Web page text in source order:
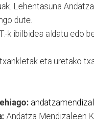
Lehentasuna Andatza
dute.
k ibilbidea aldatu edo
eta uretako
Andatza Mendizaleen